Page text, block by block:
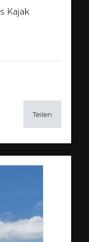
Kajak
Teilen